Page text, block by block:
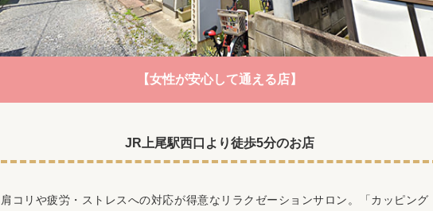
【女性が安心して通える店】
JR上尾駅西口より徒歩5分のお店
肩コリや疲労・ストレスへの対応が得意なリラクゼーションサロン。「カッピング